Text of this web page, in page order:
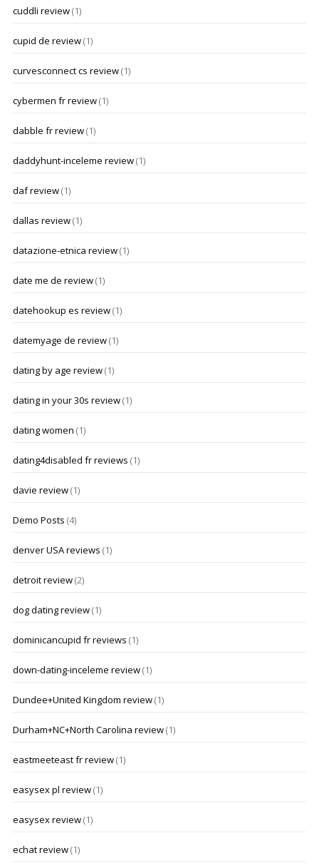
cuddli review(1)
cupid de review(1)
curvesconnect cs review(1)
cybermen fr review(1)
dabble fr review(1)
daddyhunt-inceleme review(1)
daf review(1)
dallas review(1)
datazione-etnica review(1)
date me de review(1)
datehookup es review(1)
datemyage de review(1)
dating by age review(1)
dating in your 30s review(1)
dating women (1)
dating4disabled fr reviews (1)
davie review(1)
Demo Posts (4)
denver USA reviews (1)
detroit review(2)
dog dating review(1)
dominicancupid fr reviews (1)
down-dating-inceleme review(1)
Dundee+United Kingdom review(1)
Durham+NC+North Carolina review(1)
eastmeeteast fr review(1)
easysex pl review(1)
easysex review(1)
echat review(1)